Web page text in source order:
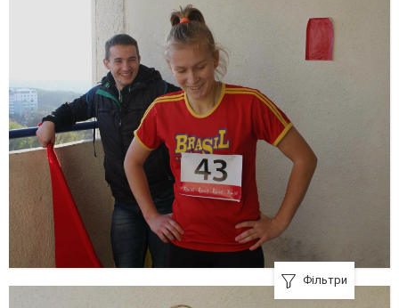
Фільтри